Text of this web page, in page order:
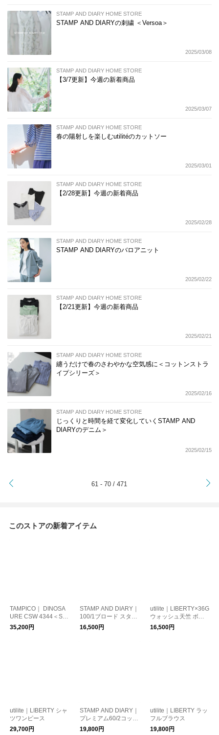
STAMP AND DIARY HOME STORE
STAMP AND DIARYの刺繍 ＜Versoa＞
2025/03/08
STAMP AND DIARY HOME STORE
【3/7更新】今週の新着商品
2025/03/07
STAMP AND DIARY HOME STORE
春の陽射しを楽しむutilitéのカットソー
2025/03/01
STAMP AND DIARY HOME STORE
【2/28更新】今週の新着商品
2025/02/28
STAMP AND DIARY HOME STORE
STAMP AND DIARYのバロアニット
2025/02/22
STAMP AND DIARY HOME STORE
【2/21更新】今週の新着商品
2025/02/21
STAMP AND DIARY HOME STORE
纏うだけで春のさわやかな空気感に＜コットンストラ
イプシリーズ＞
2025/02/16
STAMP AND DIARY HOME STORE
じっくりと時間を経て変化していくSTAMP AND
DIARYのデニム＞
2025/02/15
61 - 70 / 471
このストアの新着アイテム
TAMPICO｜ DINOSA
URE CSW 4344＜S＞
コットンキャンバス
トートバッグ
35,200円
STAMP AND DIARY｜
100/1ブロード スタン
ドカラータックドルマ
ンスリーブ
16,500円
utilite｜LIBERTY×36G
ウォッシュ天竺 ボリ
ュームスリーブプルオ
ーバー
16,500円
utilite｜LIBERTY シャ
ツワンピース
29,700円
STAMP AND DIARY｜
プレミアム60/2コット
ンギャバ ウエストタ
19,800円
utilite｜LIBERTY ラッ
フルブラウス
19,800円